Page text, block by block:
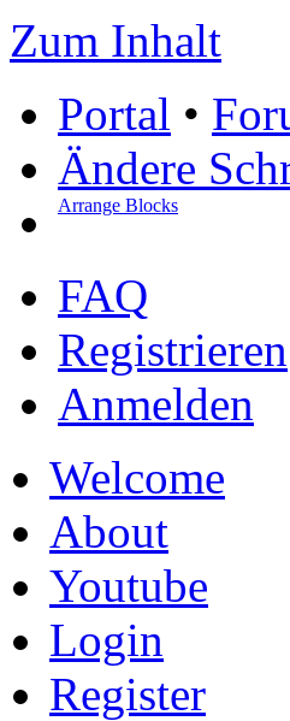
Zum Inhalt
Portal •
Ändere
Arrange Blocks
FAQ
Registrieren
Anmelden
Welcome
About
Youtube
Login
Register